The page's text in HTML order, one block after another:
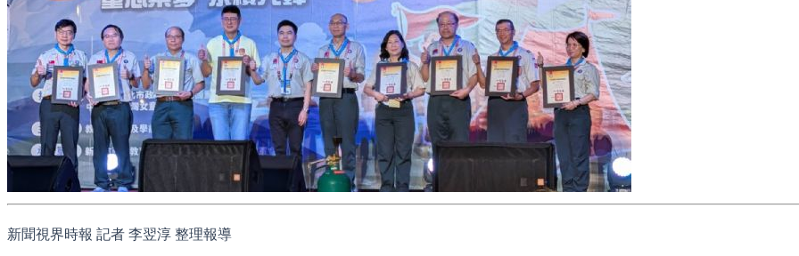
新聞視界時報 記者 李翌淳 整理報導